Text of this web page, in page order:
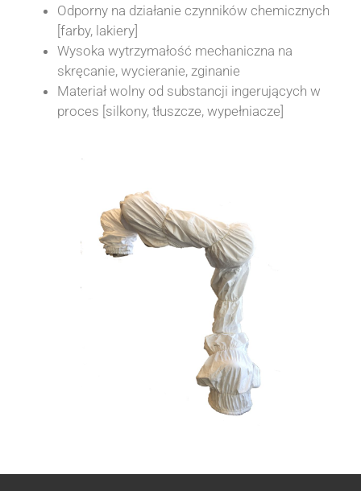
Odporny na działanie czynników chemicznych
[farby, lakiery]
Wysoka wytrzymałość mechaniczna na
skręcanie, wycieranie, zginanie
Materiał wolny od substancji ingerujących w
proces [silkony, tłuszcze, wypełniacze]